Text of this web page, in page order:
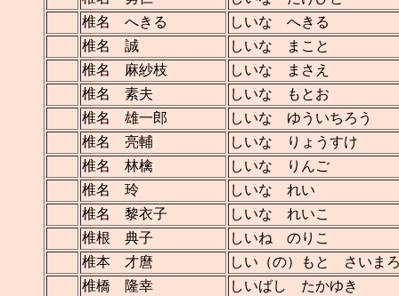
椎名 へきる
しいな へきる
椎名 誠
しいな まこと
椎名 麻紗枝
しいな まさえ
椎名 素夫
しいな もとお
椎名 雄一郎
しいな ゆういちろう
椎名 亮輔
しいな りょうすけ
椎名 林檎
しいな りんご
椎名 玲
しいな れい
椎名 黎衣子
しいな れいこ
椎根 典子
しいね のりこ
椎本 才麿
しい（の）もと さいま
椎橋 隆幸
しいばし たかゆき